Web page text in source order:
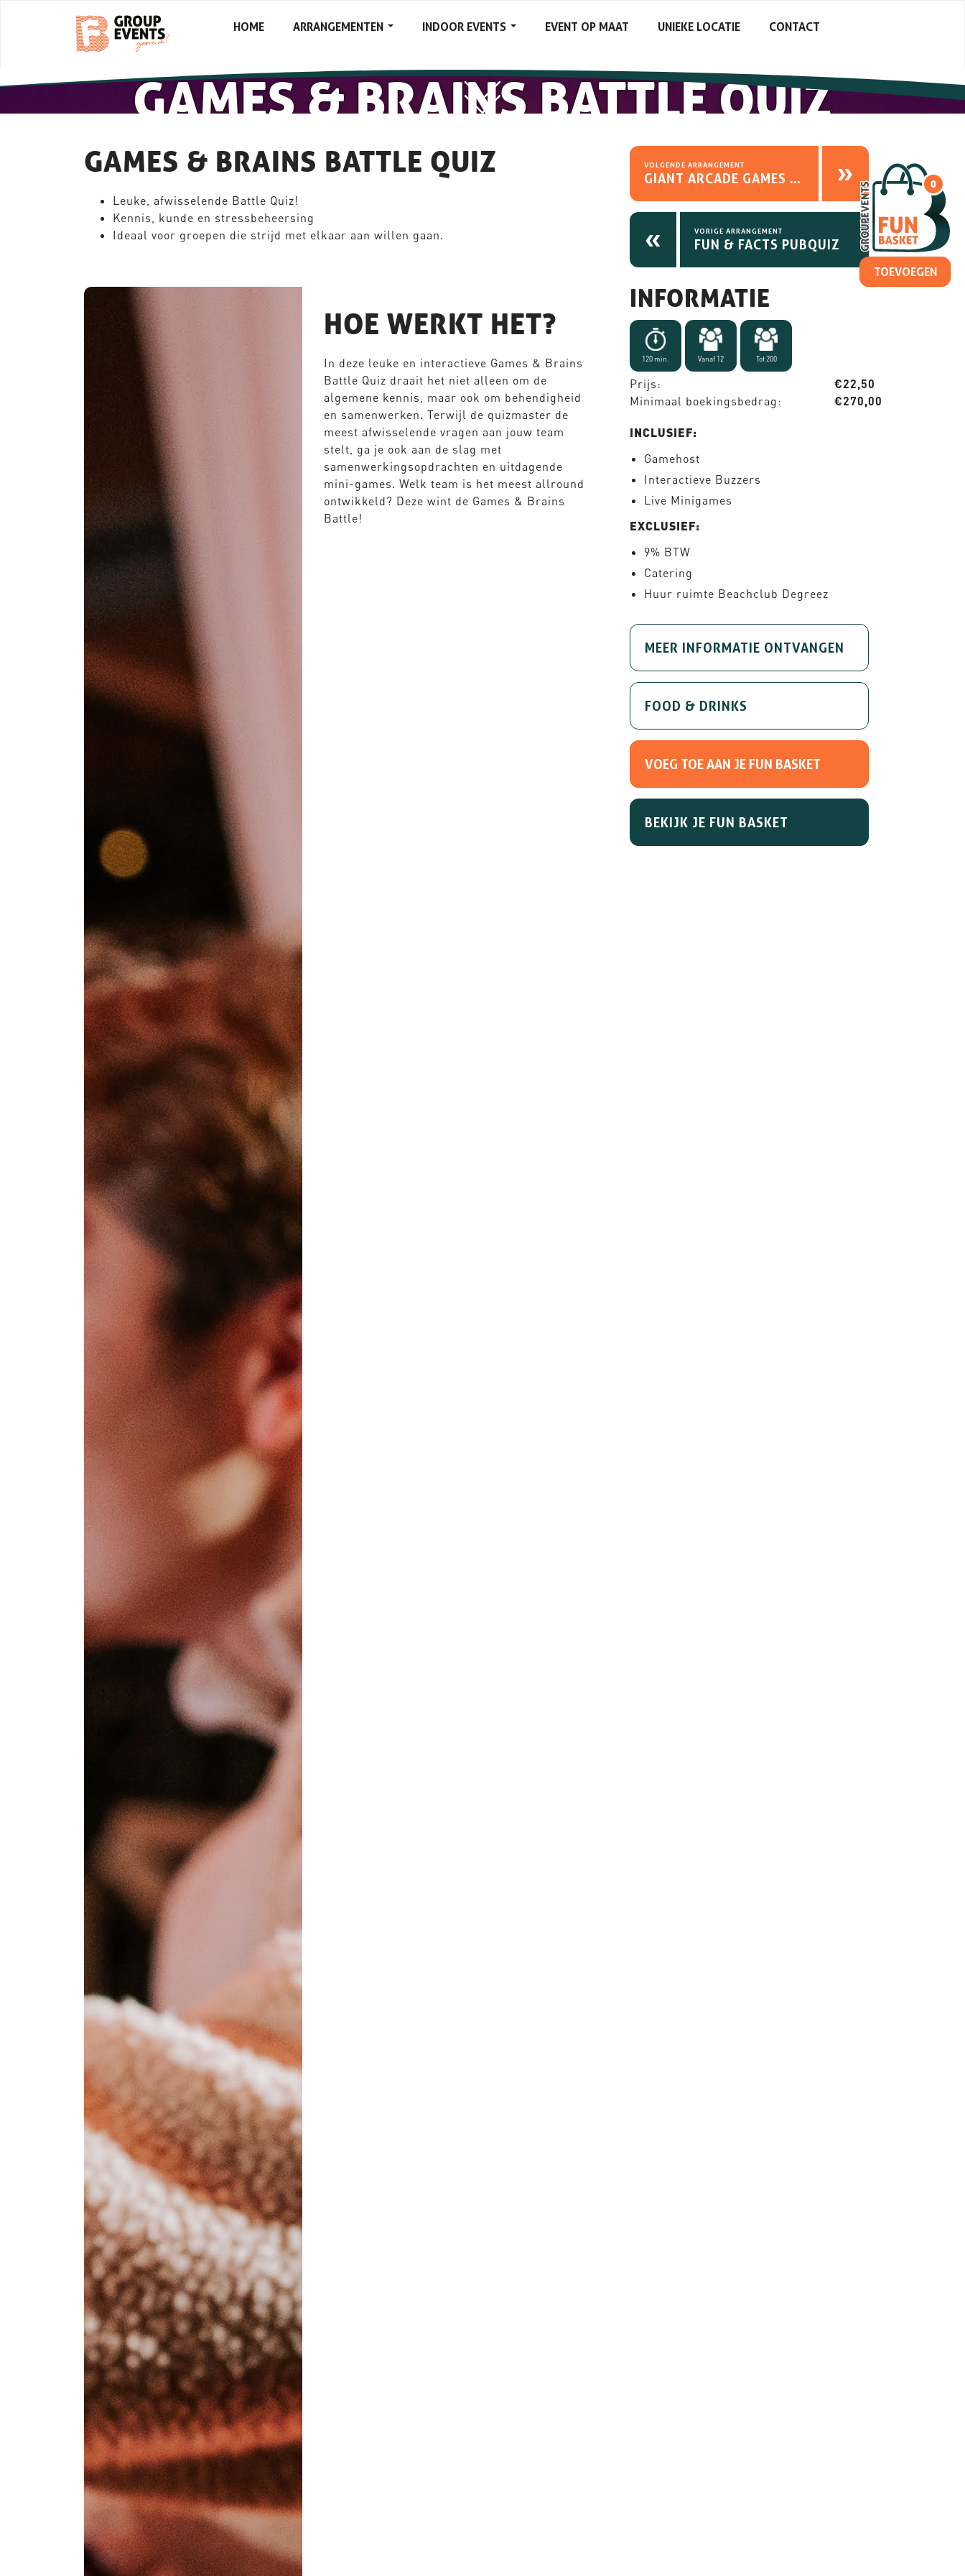
0
HOME ARRANGEMENTEN INDOOR EVENTS EVENT OP MAAT UNIEKE LOCATIE CONTACT
GAMES & BRAINS BATTLE QUIZ
GAMES & BRAINS BATTLE QUIZ
Leuke, afwisselende Battle Quiz!
Kennis, kunde en stressbeheersing
Ideaal voor groepen die strijd met elkaar aan willen gaan.
HOE WERKT HET?
In deze leuke en interactieve Games & Brains
Battle Quiz draait het niet alleen om de
algemene kennis, maar ook om behendigheid
en samenwerken. Terwijl de quizmaster de
meest afwisselende vragen aan jouw team
stelt, ga je ook aan de slag met
samenwerkingsopdrachten en uitdagende
mini-games. Welk team is het meest allround
ontwikkeld? Deze wint de Games & Brains
Battle!
VOLGENDE ARRANGEMENT
GIANT ARCADE GAMES NIET MEER MOGELIJK »
« VORIGE ARRANGEMENT
FUN & FACTS PUBQUIZ
INFORMATIE
120 min. Vanaf 12 Tot 200
Prijs: €22,50
Minimaal boekingsbedrag: €270,00
INCLUSIEF:
Gamehost
Interactieve Buzzers
Live Minigames
EXCLUSIEF:
9% BTW
Catering
Huur ruimte Beachclub Degreez
MEER INFORMATIE ONTVANGEN
FOOD & DRINKS
BEKIJK JE FUN BASKET